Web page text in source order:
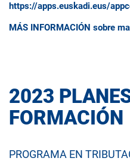
https://apps.euskadi.eus/
MÁS INFORMACIÓN sobre
2023
FORMACIÓN
PROGRAMA EN